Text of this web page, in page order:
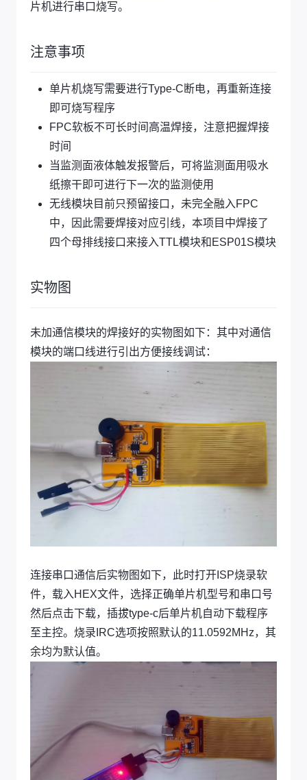
片机进行串口烧写。
注意事项
单片机烧写需要进行Type-C断电，再重新连接
即可烧写程序
FPC软板不可长时间高温焊接，注意把握焊接
时间
当监测面液体触发报警后，可将监测面用吸水
纸擦干即可进行下一次的监测使用
无线模块目前只预留接口，未完全融入FPC
中，因此需要焊接对应引线，本项目中焊接了
四个母排线接口来接入TTL模块和ESP01S模块
实物图
未加通信模块的焊接好的实物图如下：其中对通信
模块的端口线进行引出方便接线调试：
连接串口通信后实物图如下，此时打开ISP烧录软
件，载入HEX文件，选择正确单片机型号和串口号
然后点击下载，插拔type-c后单片机自动下载程序
至主控。烧录IRC选项按照默认的11.0592MHz，其
余均为默认值。